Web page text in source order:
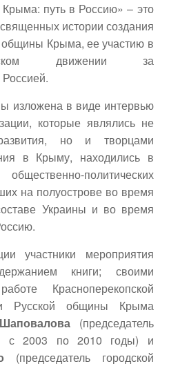
путь в Россию» – это
истории создания
общины Крыма, ее участию в
движении за
изложена в виде интервью
которые являлись не
но и творцами
в Крыму, находились в
политических
на полуострове во время
Украины и во время
участники мероприятия
книги; своими
Красноперекопской
Русской общины Крыма
(председатель
с 2003 по 2010 годы) и
(председатель городской